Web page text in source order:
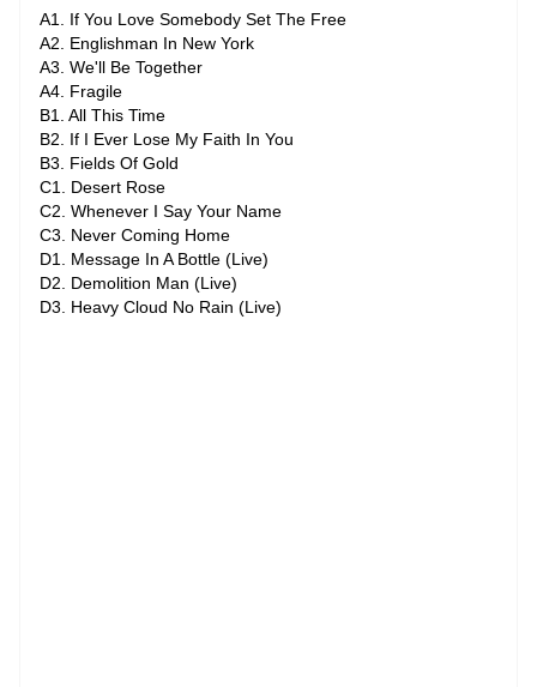
A1. If You Love Somebody Set The Free
A2. Englishman In New York
A3. We'll Be Together
A4. Fragile
B1. All This Time
B2. If I Ever Lose My Faith In You
B3. Fields Of Gold
C1. Desert Rose
C2. Whenever I Say Your Name
C3. Never Coming Home
D1. Message In A Bottle (Live)
D2. Demolition Man (Live)
D3. Heavy Cloud No Rain (Live)